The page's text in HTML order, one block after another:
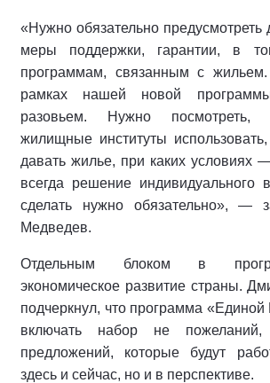
«Нужно обязательно предусмотреть
меры поддержки, гарантии, в
программам, связанным с
рамках нашей новой
разовьем. Нужно посмотреть,
жилищные институты
давать жилье, при каких условиях
всегда решение индивидуального
сделать нужно обязательно», —
Медведев.
Отдельным блоком в
экономическое развитие страны.
подчеркнул, что программа
включать набор не пожеланий,
предложений, которые будут
здесь и сейчас, но и в перспективе.